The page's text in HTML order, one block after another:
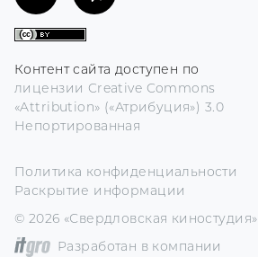
Политика конфиденциальности
Раскрытие информации
© 2026 «Свердловская киностудия»
Разработан в компании
Контент сайта доступен по
лицензии Creative Commons
«Attribution» («Атрибуция») 3.0
Непортированная